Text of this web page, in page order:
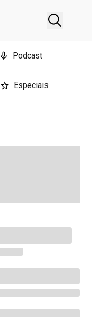
Podcast
Especiais